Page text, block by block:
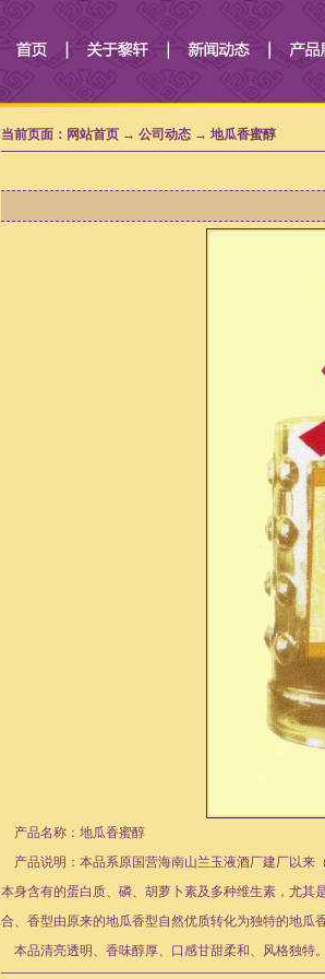
当前页面：网站首页 → 公司动态 → 地瓜香蜜醇
产品名称：地瓜香蜜醇
产品说明：本品系原国营海南山兰玉液酒厂建厂以来
本身含有的蛋白质、磷、胡萝卜素及多种维生素，尤其
合、香型由原来的地瓜香型自然优质转化为独特的地瓜
本品清亮透明、香味醇厚、口感甘甜柔和、风格独特。